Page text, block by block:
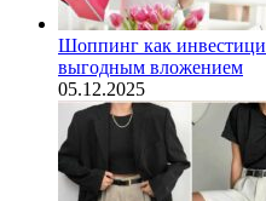
Шоппинг как
выгодным вложением
05.12.2025